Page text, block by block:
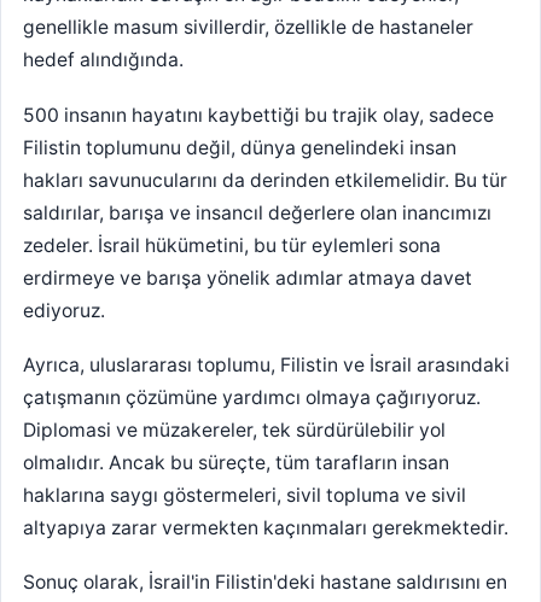
genellikle masum sivillerdir, özellikle de hastaneler
hedef alındığında.
500 insanın hayatını kaybettiği bu trajik olay, sadece
Filistin toplumunu değil, dünya genelindeki insan
hakları savunucularını da derinden etkilemelidir. Bu tür
saldırılar, barışa ve insancıl değerlere olan inancımızı
zedeler. İsrail hükümetini, bu tür eylemleri sona
erdirmeye ve barışa yönelik adımlar atmaya davet
ediyoruz.
Ayrıca, uluslararası toplumu, Filistin ve İsrail arasındaki
çatışmanın çözümüne yardımcı olmaya çağırıyoruz.
Diplomasi ve müzakereler, tek sürdürülebilir yol
olmalıdır. Ancak bu süreçte, tüm tarafların insan
haklarına saygı göstermeleri, sivil topluma ve sivil
altyapıya zarar vermekten kaçınmaları gerekmektedir.
Sonuç olarak, İsrail'in Filistin'deki hastane saldırısını en